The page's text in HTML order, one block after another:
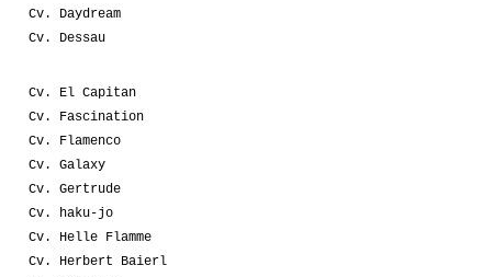
Cv. Daydream
Cv. Dessau
Cv. El Capitan
Cv. Fascination
Cv. Flamenco
Cv. Galaxy
Cv. Gertrude
Cv. haku-jo
Cv. Helle Flamme
Cv. Herbert Baierl